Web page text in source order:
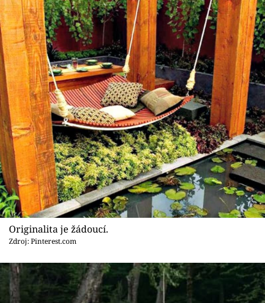
Originalita je žádoucí.
Zdroj: Pinterest.com